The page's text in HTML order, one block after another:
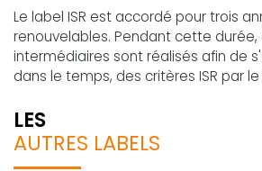
Le label ISR est accordé pour trois
renouvelables. Pendant cette
intermédiaires sont réalisés afin de
dans le temps, des critères ISR par
LES
AUTRES LABELS